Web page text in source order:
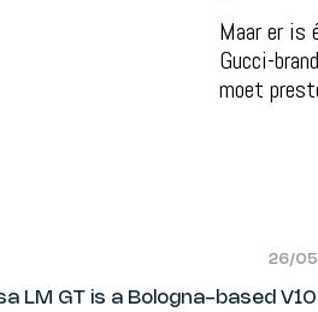
Maar er is
Gucci-
moet
26/
LM GT is a Bologna-based V10